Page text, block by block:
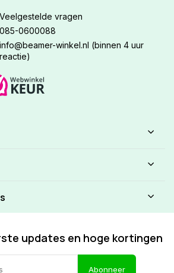
Veelgestelde vragen
085-0600088
info@beamer-winkel.nl (binnen 4 uur
reactie)
updates en hoge kortingen
Abonneer